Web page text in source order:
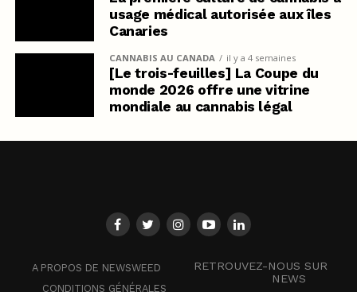
usage médical autorisée aux îles
Canaries
CANNABIS AU CANADA il y a 4 semaines
[Le trois-feuilles] La Coupe du
monde 2026 offre une vitrine
mondiale au cannabis légal
A PROPOS DE NEWSWEED
CONDITIONS GÉNÉRALES
RETROUVEZ-NOUS SUR
NEWS